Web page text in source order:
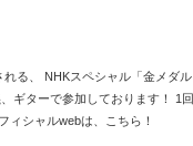
る、 NHKスペシャル「金メダル
ギターで参加しております！ 1回
ィシャルwebは、こちら！